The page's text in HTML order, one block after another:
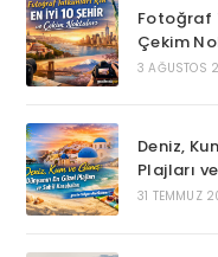
Fotoğraf
Çekim
3 AĞUSTOS
Deniz,
Plajları
31 TEMMUZ